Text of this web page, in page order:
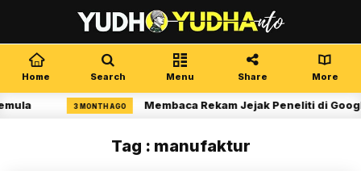
Home Search Menu Share More
3 MONTH AGO Membaca Rekam Jejak Peneliti di
Tag : manufaktur